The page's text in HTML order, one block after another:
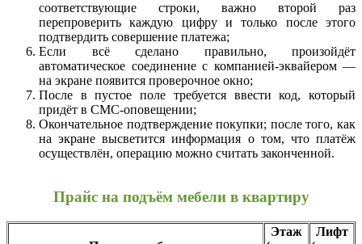
соответствующие строки, важно второй раз
перепроверить каждую цифру и только после этого
подтвердить совершение платежа;
Если всё сделано правильно, произойдёт
автоматическое соединение с компанией-эквайером —
на экране появится проверочное окно;
После в пустое поле требуется ввести код, который
придёт в СМС-оповещении;
Окончательное подтверждение покупки; после того, как
на экране высветится информация о том, что платёж
осуществлён, операцию можно считать законченной.
Прайс на подъём мебели в квартиру
Этаж
Лифт